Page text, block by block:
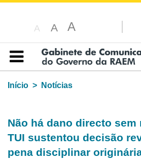
A A A
Índice
Início
Notícias
Não há dano directo sem
TUI sustentou decisão
pena disciplinar